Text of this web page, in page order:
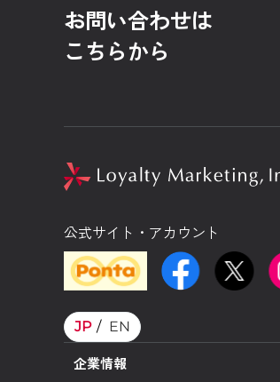
お問い合わせは
こちらから
公式サイト・アカウント
JP EN
企業情報